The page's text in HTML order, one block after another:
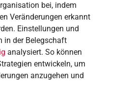
bei, indem
Veränderungen erkannt
Einstellungen und
in der Belegschaft
analysiert. So können
entwickeln, um
anzugehen und